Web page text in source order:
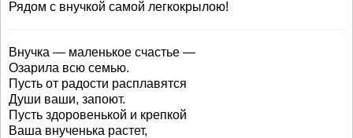
Рядом с внучкой самой легкокрылою!
Внучка — маленькое счастье —
Озарила всю семью.
Пусть от радости расплавятся
Души ваши, запоют.
Пусть здоровенькой и крепкой
Ваша внученька растет,